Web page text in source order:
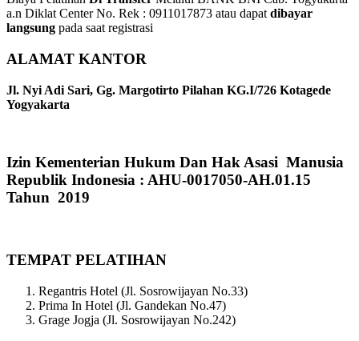
a.n Diklat Center No. Rek : 0911017873 atau dapat dibayar
langsung pada saat registrasi
ALAMAT KANTOR
Jl. Nyi Adi Sari, Gg. Margotirto Pilahan KG.I/726 Kotagede
Yogyakarta
Izin Kementerian Hukum Dan Hak Asasi Manusia
Republik Indonesia : AHU-0017050-AH.01.15
Tahun 2019
TEMPAT PELATIHAN
Regantris Hotel (Jl. Sosrowijayan No.33)
Prima In Hotel (Jl. Gandekan No.47)
Grage Jogja (Jl. Sosrowijayan No.242)